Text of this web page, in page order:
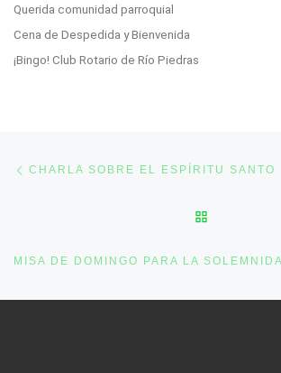
Querida comunidad parroquial
Cena de Despedida y Bienvenida
¡Bingo! Club Rotario de Río Piedras
Post navigation
CHARLA SOBRE EL ESPÍRITU SANTO